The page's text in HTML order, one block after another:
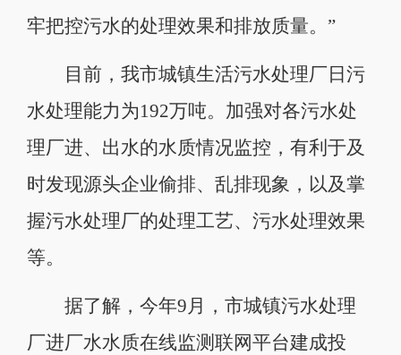
牢把控污水的处理效果和排放质量。”
目前，我市城镇生活污水处理厂日污
水处理能力为192万吨。加强对各污水处
理厂进、出水的水质情况监控，有利于及
时发现源头企业偷排、乱排现象，以及掌
握污水处理厂的处理工艺、污水处理效果
等。
据了解，今年9月，市城镇污水处理
厂进厂水水质在线监测联网平台建成投